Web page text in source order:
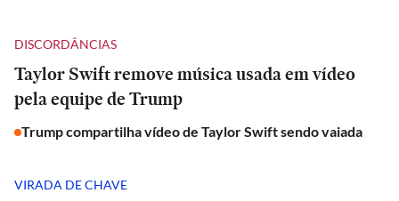
DISCORDÂNCIAS
Taylor Swift remove música usada em vídeo
pela equipe de Trump
Trump compartilha vídeo de Taylor Swift sendo vaiada
VIRADA DE CHAVE